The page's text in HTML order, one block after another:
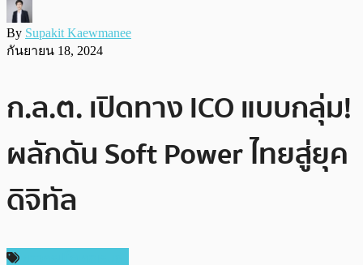
By Supakit Kaewmanee
กันยายน 18, 2024
ก.ล.ต. เปิดทาง ICO แบบกลุ่ม!
ผลักดัน Soft Power ไทยสู่ยุค
ดิจิทัล